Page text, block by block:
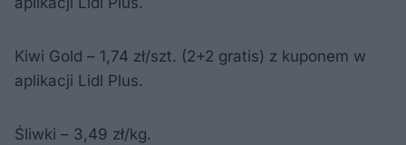
Kiwi Gold – 1,74 zł/szt. (2+2 gratis) z kuponem w
aplikacji Lidl Plus.
Śliwki – 3,49 zł/kg.